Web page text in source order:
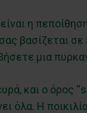
η
βασίζεται
μια
και ο όρος
όλα. Η